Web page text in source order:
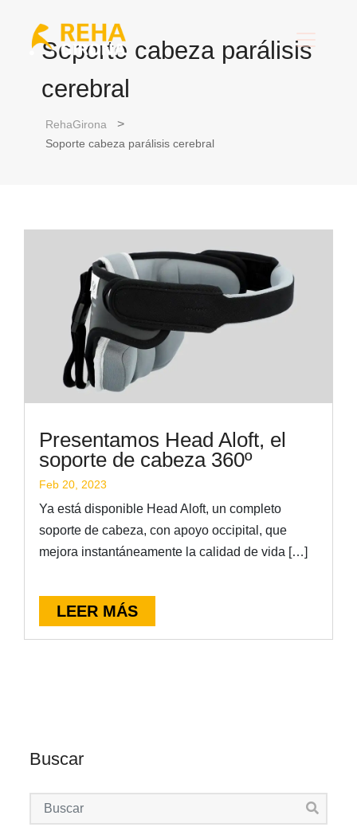
Soporte cabeza parálisis
cerebral
RehaGirona
Soporte cabeza parálisis cerebral
Presentamos Head Aloft, el
soporte de cabeza 360º
Feb 20, 2023
Ya está disponible Head Aloft, un completo
soporte de cabeza, con apoyo occipital, que
mejora instantáneamente la calidad de vida […]
LEER MÁS
Buscar